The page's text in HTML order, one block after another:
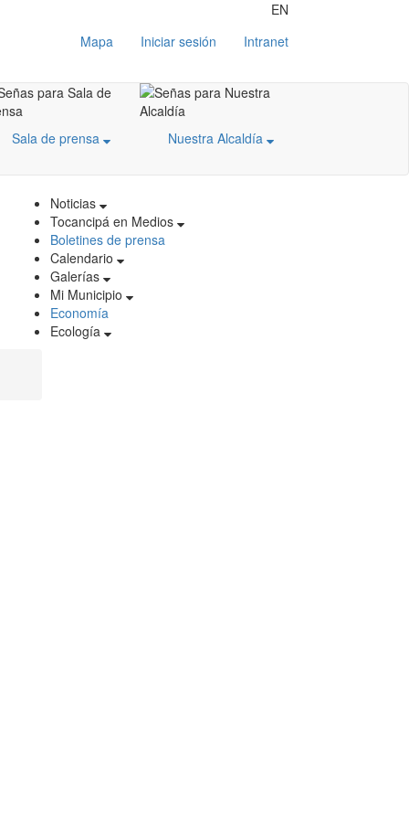
EN
Mapa
Iniciar sesión Intranet
Sala de prensa
Nuestra Alcaldía
Noticias
Tocancipá en Medios
Boletines de prensa
Calendario
Galerías
Mi Municipio
Economía
Ecología